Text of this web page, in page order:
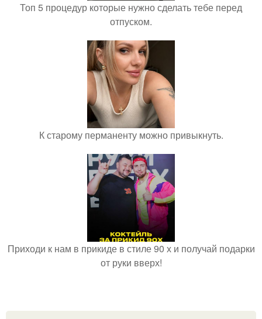
Топ 5 процедур которые нужно сделать тебе перед
отпуском.
К старому перманенту можно привыкнуть.
Приходи к нам в прикиде в стиле 90 х и получай подарки
от руки вверх!